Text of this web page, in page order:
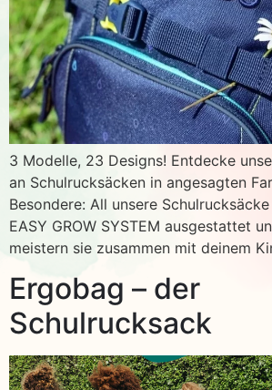
3 Modelle, 23 Designs! Entdecke
an Schulrucksäcken in angesagten
Besondere: All unsere
EASY GROW SYSTEM ausgestattet
meistern sie zusammen mit deinem
Ergobag – der
Schulrucksack